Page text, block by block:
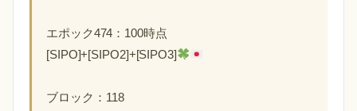
エポック474：100時点
[SIPO]+[SIPO2]+[SIPO3]
ブロック：118